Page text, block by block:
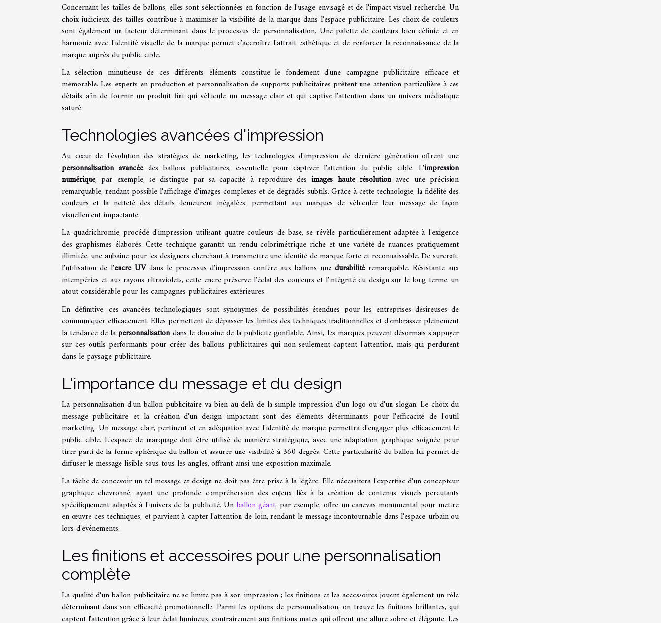
Concernant les tailles de ballons, elles sont sélectionnées en fonction de l'usage envisagé et de l'impact visuel recherché. Un
choix judicieux des tailles contribue à maximiser la visibilité de la marque dans l'espace publicitaire. Les choix de couleurs
sont également un facteur déterminant dans le processus de personnalisation. Une palette de couleurs bien définie et en
harmonie avec l'identité visuelle de la marque permet d'accroître l'attrait esthétique et de renforcer la reconnaissance de la
marque auprès du public cible.
La sélection minutieuse de ces différents éléments constitue le fondement d'une campagne publicitaire efficace et
mémorable. Les experts en production et personnalisation de supports publicitaires prêtent une attention particulière à ces
détails afin de fournir un produit fini qui véhicule un message clair et qui captive l'attention dans un univers médiatique
saturé.
Technologies avancées d'impression
Au cœur de l'évolution des stratégies de marketing, les technologies d'impression de dernière génération offrent une
personnalisation avancéedes ballons publicitaires, essentielle pour captiver l'attention du public cible. L'impression
numérique, par exemple, se distingue par sa capacité à reproduire desimages haute résolutionavec une précision
remarquable, rendant possible l'affichage d'images complexes et de dégradés subtils. Grâce à cette technologie, la fidélité des
couleurs et la netteté des détails demeurent inégalées, permettant aux marques de véhiculer leur message de façon
visuellement impactante.
La quadrichromie, procédé d'impression utilisant quatre couleurs de base, se révèle particulièrement adaptée à l'exigence
des graphismes élaborés. Cette technique garantit un rendu colorimétrique riche et une variété de nuances pratiquement
illimitée, une aubaine pour les designers cherchant à transmettre une identité de marque forte et reconnaissable. De surcroît,
l'utilisation de l'encre UVdans le processus d'impression confère aux ballons une durabilitéremarquable. Résistante aux
intempéries et aux rayons ultraviolets, cette encre préserve l'éclat des couleurs et l'intégrité du design sur le long terme, un
atout considérable pour les campagnes publicitaires extérieures.
En définitive, ces avancées technologiques sont synonymes de possibilités étendues pour les entreprises désireuses de
communiquer efficacement. Elles permettent de dépasser les limites des techniques traditionnelles et d'embrasser pleinement
la tendance de lapersonnalisationdans le domaine de la publicité gonflable. Ainsi, les marques peuvent désormais s'appuyer
sur ces outils performants pour créer des ballons publicitaires qui non seulement captent l'attention, mais qui perdurent
dans le paysage publicitaire.
L'importance du message et du design
La personnalisation d'un ballon publicitaire va bien au-delà de la simple impression d'un logo ou d'un slogan. Le choix du
message publicitaire et la création d'un design impactant sont des éléments déterminants pour l'efficacité de l'outil
marketing. Un message clair, pertinent et en adéquation avec l'identité de marque permettra d'engager plus efficacement le
public cible. L'espace de marquage doit être utilisé de manière stratégique, avec une adaptation graphique soignée pour
tirer parti de la forme sphérique du ballon et assurer une visibilité à 360 degrés. Cette particularité du ballon lui permet de
diffuser le message lisible sous tous les angles, offrant ainsi une exposition maximale.
La tâche de concevoir un tel message et design ne doit pas être prise à la légère. Elle nécessitera l'expertise d'un concepteur
graphique chevronné, ayant une profonde compréhension des enjeux liés à la création de contenus visuels percutants
spécifiquement adaptés à l'univers de la publicité. Unballon géant, par exemple, offre un canevas monumental pour mettre
en œuvre ces techniques, et parvient à capter l'attention de loin, rendant le message incontournable dans l'espace urbain ou
lors d'événements.
Les finitions et accessoires pour une personnalisation
complète
La qualité d'un ballon publicitaire ne se limite pas à son impression ; les finitions et les accessoires jouent également un rôle
déterminant dans son efficacité promotionnelle. Parmi les options de personnalisation, on trouve les finitions brillantes, qui
captent l'attention grâce à leur éclat lumineux, contrairement aux finitions mates qui offrent une allure sobre et élégante. Les